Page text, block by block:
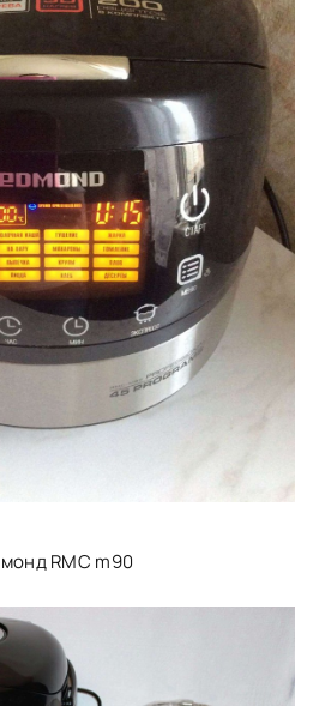
RMC m90